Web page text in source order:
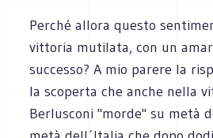
Perché allora questo
vittoria mutilata, con un
successo? A mio parere la
la scoperta che anche nella
Berlusconi "morde" su metà